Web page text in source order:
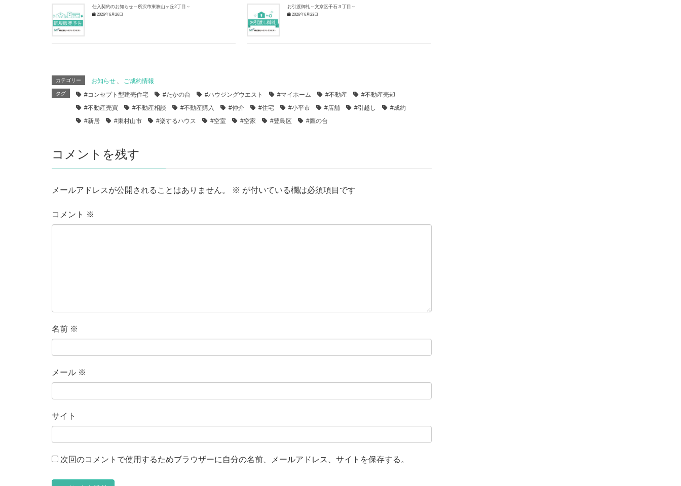
仕入契約のお知らせ～所沢市東狭山ヶ丘2丁目～
2026年6月26日
お引渡御礼～文京区千石３丁目～
2026年6月23日
カテゴリー お知らせ ご成約情報
タグ #コンセプト型建売住宅 #たかの台 #ハウジングウエスト #マイホーム #不動産
#不動産売却
#不動産売買
#不動産相談 #不動産購入 #仲介 #住宅 #小平市 #店舗 #引越し
#成約
#新居
#東村山市 #楽するハウス #空室 #空家 #豊島区 #鷹の台
コメントを残す
メールアドレスが公開されることはありません。 ※ が付いている欄は必須項目です
コメント ※
名前 ※
メール ※
サイト
次回のコメントで使用するためブラウザーに自分の名前、メールアドレス、サイトを保存する。